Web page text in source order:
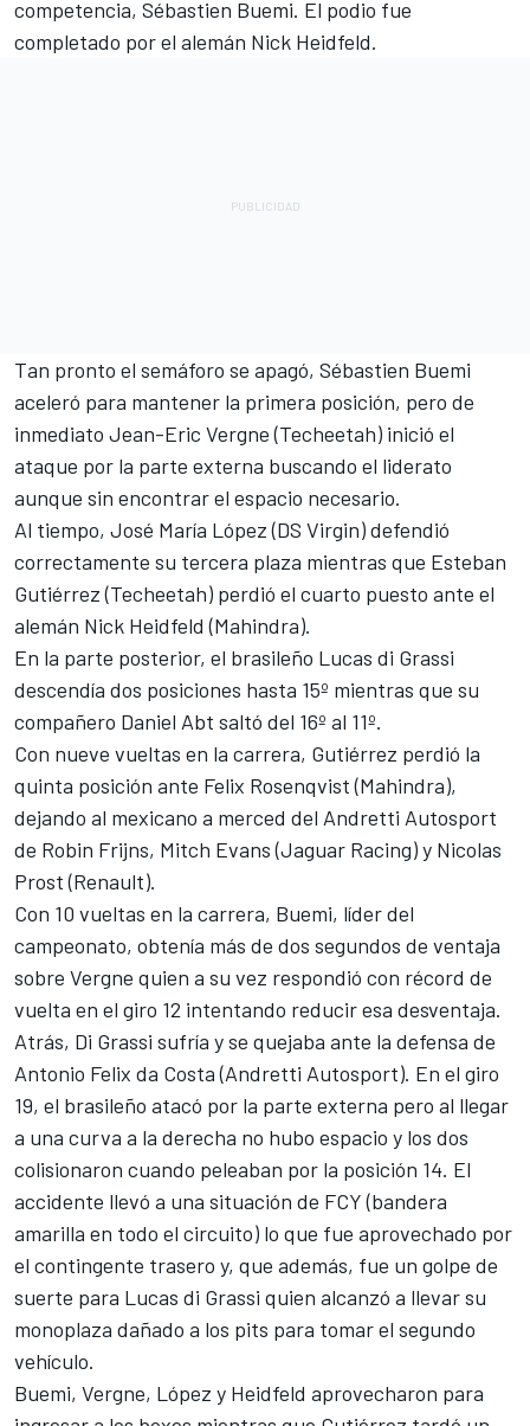
competencia, Sébastien Buemi. El podio fue
completado por el alemán Nick Heidfeld.
Tan pronto el semáforo se apagó, Sébastien Buemi
aceleró para mantener la primera posición, pero de
inmediato Jean-Eric Vergne (Techeetah) inició el
ataque por la parte externa buscando el liderato
aunque sin encontrar el espacio necesario.
Al tiempo, José María López (DS Virgin) defendió
correctamente su tercera plaza mientras que Esteban
Gutiérrez (Techeetah) perdió el cuarto puesto ante el
alemán Nick Heidfeld (Mahindra).
En la parte posterior, el brasileño Lucas di Grassi
descendía dos posiciones hasta 15º mientras que su
compañero Daniel Abt saltó del 16º al 11º.
Con nueve vueltas en la carrera, Gutiérrez perdió la
quinta posición ante Felix Rosenqvist (Mahindra),
dejando al mexicano a merced del Andretti Autosport
de Robin Frijns, Mitch Evans (Jaguar Racing) y Nicolas
Prost (Renault).
Con 10 vueltas en la carrera, Buemi, líder del
campeonato, obtenía más de dos segundos de ventaja
sobre Vergne quien a su vez respondió con récord de
vuelta en el giro 12 intentando reducir esa desventaja.
Atrás, Di Grassi sufría y se quejaba ante la defensa de
Antonio Felix da Costa (Andretti Autosport). En el giro
19, el brasileño atacó por la parte externa pero al llegar
a una curva a la derecha no hubo espacio y los dos
colisionaron cuando peleaban por la posición 14. El
accidente llevó a una situación de FCY (bandera
amarilla en todo el circuito) lo que fue aprovechado por
el contingente trasero y, que además, fue un golpe de
suerte para Lucas di Grassi quien alcanzó a llevar su
monoplaza dañado a los pits para tomar el segundo
vehículo.
Buemi, Vergne, López y Heidfeld aprovecharon para